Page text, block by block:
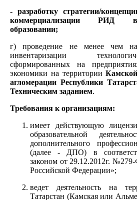
- разработку стратегии/
коммерциализации РИД
образовании;
г) проведение не менее чем на
инвентаризации
сформированных на
экономики на территории
агломерации Республики
Техническим заданием.
Требования к организациям:
имеет действующую
образовательной
дополнительного
(далее - ДПО) в
законом от 29.12.2012г.
Российской Федерации»;
ведет деятельность на
Татарстан (Камская или